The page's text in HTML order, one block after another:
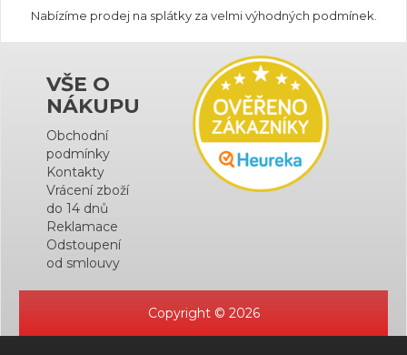
Nabízíme prodej na splátky za velmi výhodných podmínek.
VŠE O
NÁKUPU
Obchodní
podmínky
Kontakty
Vrácení zboží
do 14 dnů
Reklamace
Odstoupení
od smlouvy
Copyright © 2026